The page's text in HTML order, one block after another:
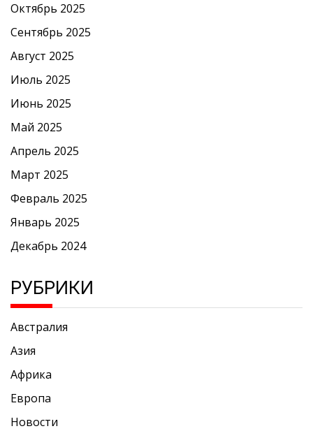
Октябрь 2025
Сентябрь 2025
Август 2025
Июль 2025
Июнь 2025
Май 2025
Апрель 2025
Март 2025
Февраль 2025
Январь 2025
Декабрь 2024
РУБРИКИ
Австралия
Азия
Африка
Европа
Новости